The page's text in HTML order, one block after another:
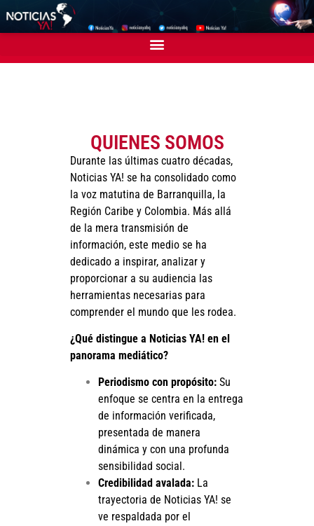
QUIENES SOMOS
Durante las últimas cuatro décadas,
Noticias YA! se ha consolidado como
la voz matutina de Barranquilla, la
Región Caribe y Colombia. Más allá
de la mera transmisión de
información, este medio se ha
dedicado a inspirar, analizar y
proporcionar a su audiencia las
herramientas necesarias para
comprender el mundo que les rodea.
¿Qué distingue a Noticias YA! en el
panorama mediático?
Periodismo con propósito: Su
enfoque se centra en la entrega
de información verificada,
presentada de manera
dinámica y con una profunda
sensibilidad social.
Credibilidad avalada: La
trayectoria de Noticias YA! se
ve respaldada por el